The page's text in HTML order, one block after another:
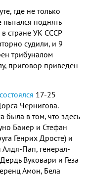
где не только
поднять
стране УК СССР
судили, и 9
трибуналом
приговор приведен
состоялся 17-25
Чернигова.
была в том, что здесь
Баиер и Стефан
Генрих Дросте) и
Алдя-Пап, генерал-
Вуковари и Геза
Амон, Бела